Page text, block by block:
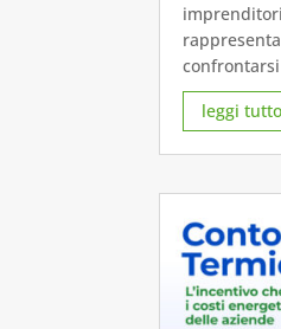
leggi tutto